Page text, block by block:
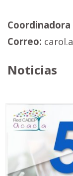
Correo:
Noticias